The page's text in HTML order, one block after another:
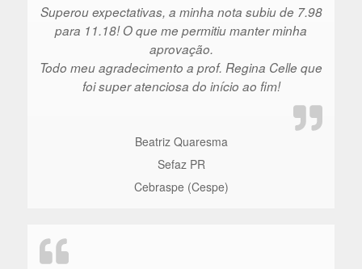
Superou expectativas, a minha nota subiu de 7.98
para 11.18! O que me permitiu manter minha
aprovação.
Todo meu agradecimento a prof. Regina Celle que
foi super atenciosa do início ao fim!
Beatriz Quaresma
Sefaz PR
Cebraspe (Cespe)